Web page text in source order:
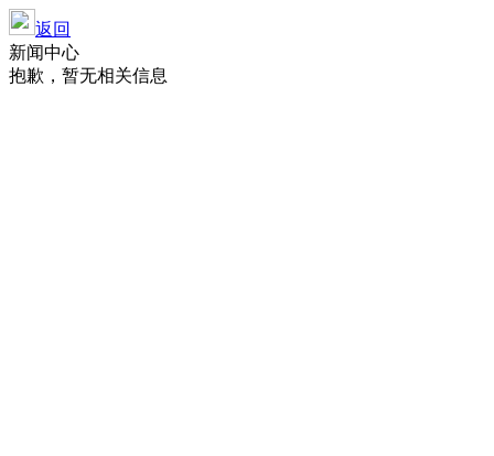
返回
新闻中心
抱歉，暂无相关信息